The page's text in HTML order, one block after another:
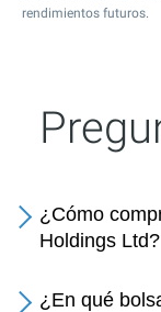
rendimientos futuros.
¿Cómo
Holdings Ltd?
¿En qué